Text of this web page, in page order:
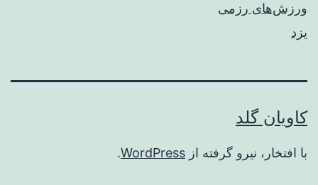
ورزش‌های رزمی
یزد
کاویان گلد
با افتخار، نیرو گرفته از WordPress
.